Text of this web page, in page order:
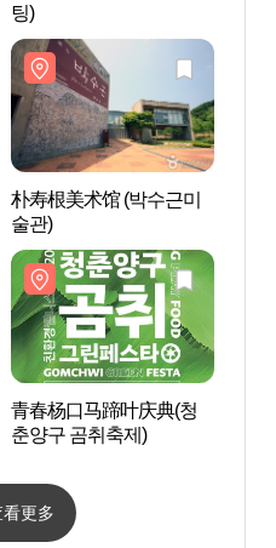
팅)
朴寿根美术馆 (박수근미
술관)
青春杨口马蹄叶庆典(청
춘양구 곰취축제)
看更多